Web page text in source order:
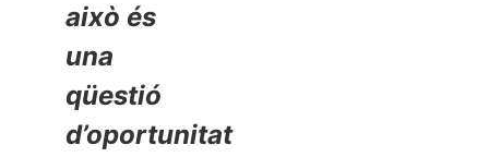
això és
una
qüestió
d’oportunitat